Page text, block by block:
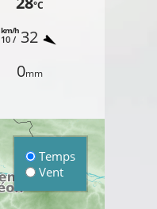
°C
10 /
km/h 32
0mm
Temps
Vent